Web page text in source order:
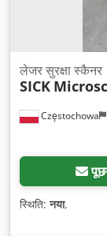
Częstochowa
लेजर सुरक्षा स्कैनर
SICK
स्थिति:नया,